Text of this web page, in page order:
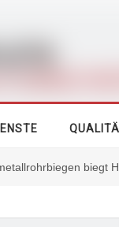
biegt